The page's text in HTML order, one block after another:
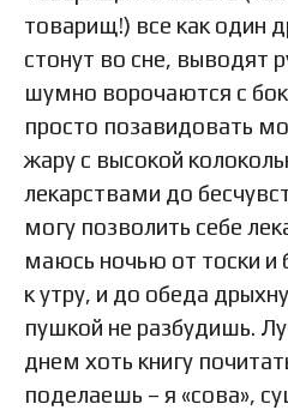
товарищ!) все как один
стонут во сне, выводят
шумно ворочаются с
просто позавидовать
жару с высокой
лекарствами до
могу позволить себе
маюсь ночью от тоски и
к утру, и до обеда
пушкой не разбудишь.
днем хоть книгу
поделаешь – я «сова»,